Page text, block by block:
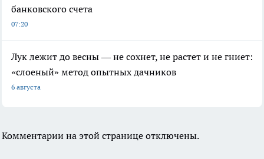
банковского счета
07:20
Лук лежит до весны — не сохнет, не растет и не гниет:
«слоеный» метод опытных дачников
6 августа
Комментарии на этой странице отключены.